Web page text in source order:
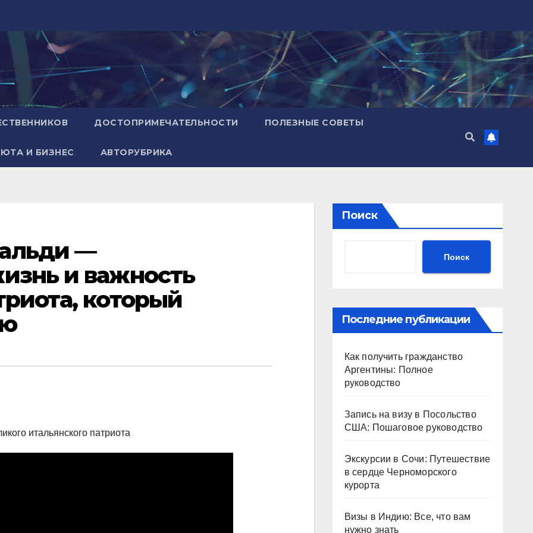
ДОСТОПРИМЕЧАТЕЛЬНОСТИ ПОЛЕЗНЫЕ СОВЕТЫ
И БИЗНЕС АВТОРУБРИКА
—
и важность
который
Поиск
Поиск
Последние публикации
Как получить гражданство
Аргентины: Полное
руководство
Запись на визу в Посольство
США: Пошаговое руководство
Экскурсии в Сочи: Путешествие
в сердце Черноморского
курорта
Визы в Индию: Все, что вам
нужно знать